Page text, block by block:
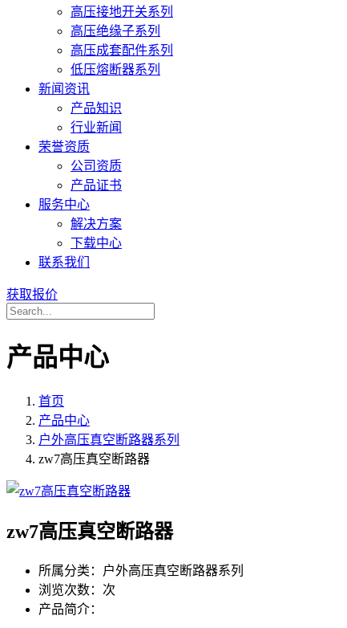
高压接地开关系列
高压绝缘子系列
高压成套配件系列
低压熔断器系列
新闻资讯
产品知识
行业新闻
荣誉资质
公司资质
产品证书
服务中心
解决方案
下载中心
联系我们
获取报价
产品中心
首页
产品中心
户外高压真空断路器系列
zw7高压真空断路器
zw7高压真空断路器
所属分类：
户外高压真空断路器系列
浏览次数： 次
产品简介：